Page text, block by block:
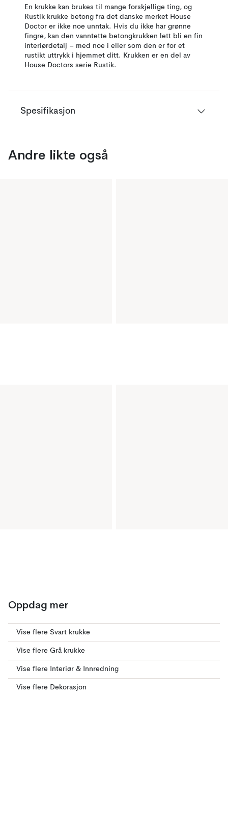
En krukke kan brukes til mange forskjellige ting, og
Rustik krukke betong fra det danske merket House
Doctor er ikke noe unntak. Hvis du ikke har grønne
fingre, kan den vanntette betongkrukken lett bli en fin
interiørdetalj – med noe i eller som den er for et
rustikt uttrykk i hjemmet ditt. Krukken er en del av
House Doctors serie Rustik.
Spesifikasjon
Andre likte også
Oppdag mer
Vise flere Svart krukke
Vise flere Grå krukke
Vise flere Interiør & Innredning
Vise flere Dekorasjon